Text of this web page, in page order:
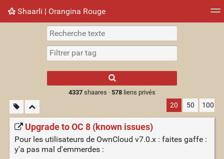
Shaarli ¦ Orangina Rouge
Nuage de tags Mur d'images
results.
4337shaares · 578liens privés
20 50 100
Upgrade to OC 8 (known issues)
Pour les utilisateurs de OwnCloud v7.0.x : faites gaffe :
y'a pas mal d'emmerdes :